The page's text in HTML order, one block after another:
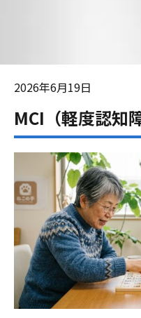
2026年6月19日
MCI（軽度認知